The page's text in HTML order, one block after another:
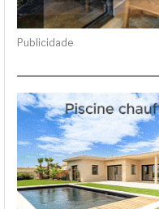
Publicidade